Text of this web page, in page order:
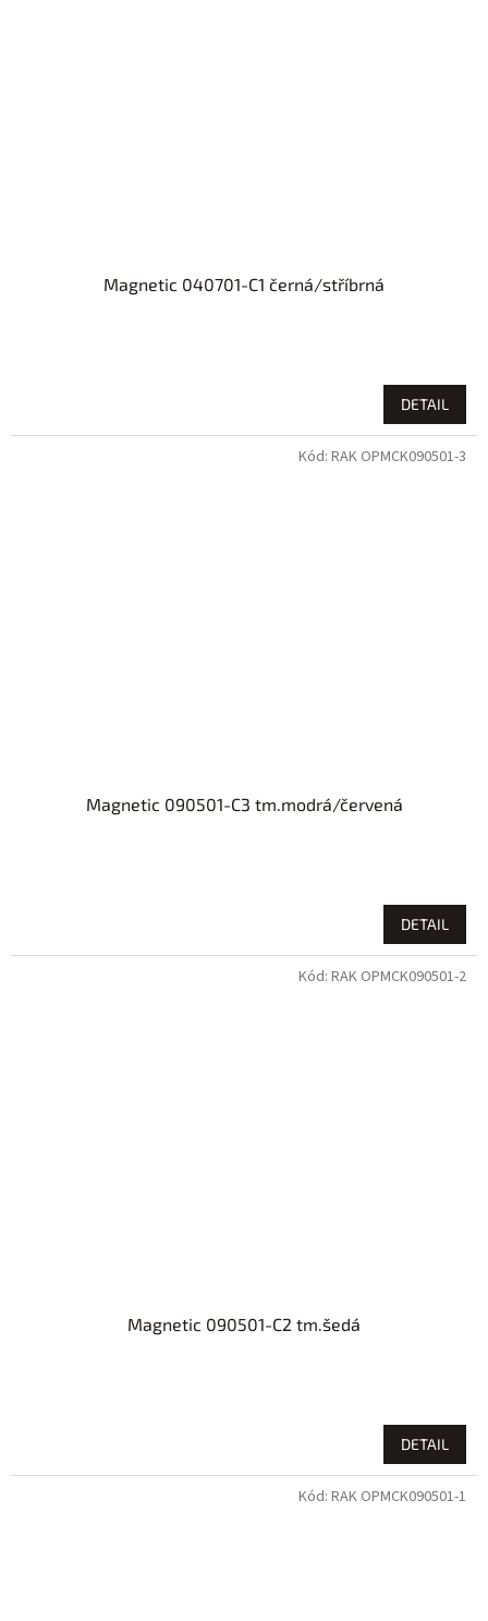
Magnetic 040701-C1 černá/stříbrná
DETAIL
Magnetic 090501-C3 tm.modrá/červená
DETAIL
Kód: RAK OPMCK090501-3
Magnetic 090501-C2 tm.šedá
DETAIL
Kód: RAK OPMCK090501-2
Kód: RAK OPMCK090501-1